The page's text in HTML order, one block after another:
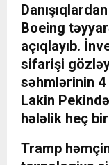
Boeing
açıqlayıb.
sifarişi
səhmlərinin
Lakin
hələlik heç
Tramp